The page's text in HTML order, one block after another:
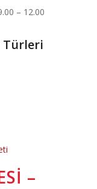
– 12.00
Türleri
–